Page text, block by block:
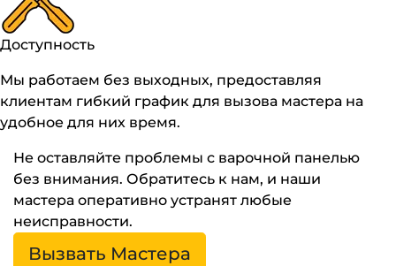
Доступность
Мы работаем без выходных, предоставляя
клиентам гибкий график для вызова мастера на
удобное для них время.
Не оставляйте проблемы с варочной панелью
без внимания. Обратитесь к нам, и наши
мастера оперативно устранят любые
неисправности.
Вызвать Мастера